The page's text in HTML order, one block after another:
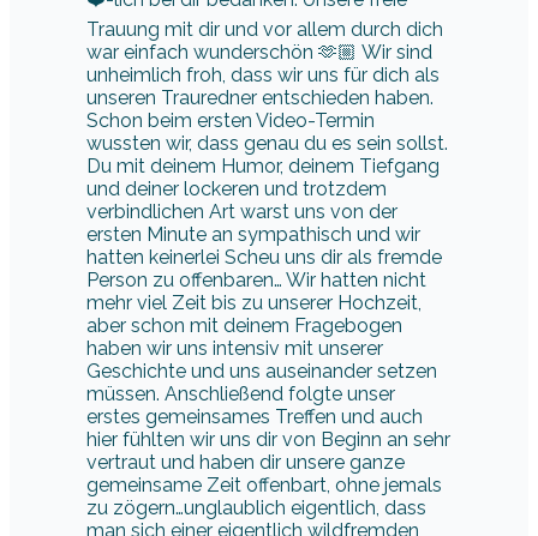
Trauung mit dir und vor allem durch dich
war einfach wunderschön 🫶🏼 Wir sind
unheimlich froh, dass wir uns für dich als
unseren Trauredner entschieden haben.
Schon beim ersten Video-Termin
wussten wir, dass genau du es sein sollst.
Du mit deinem Humor, deinem Tiefgang
und deiner lockeren und trotzdem
verbindlichen Art warst uns von der
ersten Minute an sympathisch und wir
hatten keinerlei Scheu uns dir als fremde
Person zu offenbaren… Wir hatten nicht
mehr viel Zeit bis zu unserer Hochzeit,
aber schon mit deinem Fragebogen
haben wir uns intensiv mit unserer
Geschichte und uns auseinander setzen
müssen. Anschließend folgte unser
erstes gemeinsames Treffen und auch
hier fühlten wir uns dir von Beginn an sehr
vertraut und haben dir unsere ganze
gemeinsame Zeit offenbart, ohne jemals
zu zögern…unglaublich eigentlich, dass
man sich einer eigentlich wildfremden